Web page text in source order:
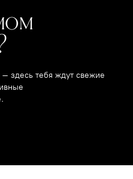
здесь тебя ждут свежие